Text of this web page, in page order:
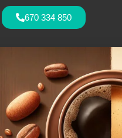
670 334 850